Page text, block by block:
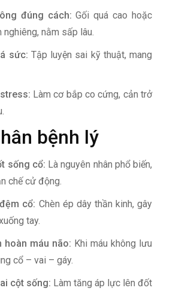
đúng cách: Gối quá cao hoặc
nghiêng, nằm sấp lâu.
sức: Tập luyện sai kỹ thuật, mang
Làm cơ bắp co cứng, cản trở
bệnh lý
sống cổ: Là nguyên nhân phổ biến,
chế cử động.
cổ: Chèn ép dây thần kinh, gây
tay.
hoàn máu não: Khi máu không lưu
cổ – vai – gáy.
cột sống: Làm tăng áp lực lên đốt